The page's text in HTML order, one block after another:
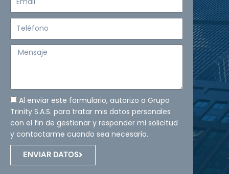
Mensaje
Al enviar este formulario, autorizo a Grupo
Trinity S.A.S. para tratar mis datos personales
con el fin de gestionar y responder mi solicitud
y contactarme cuando sea necesario.
ENVIAR DATOS